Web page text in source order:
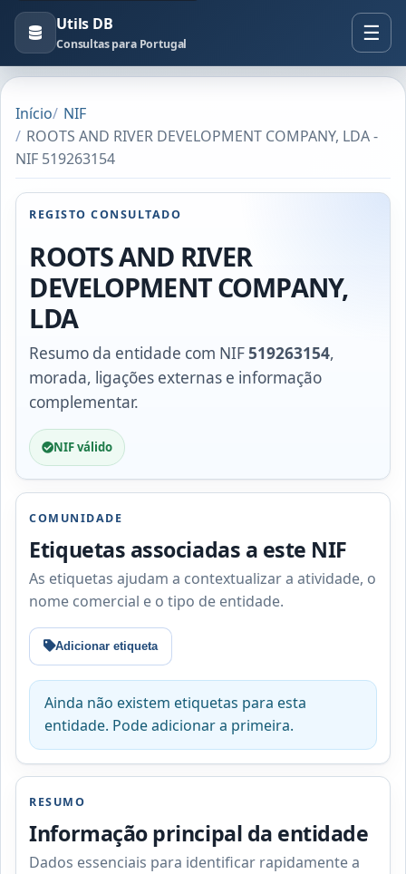
Utils DB
Consultas para Portugal
Início
NIF
ROOTS AND RIVER DEVELOPMENT COMPANY, LDA -
NIF 519263154
REGISTO CONSULTADO
ROOTS AND RIVER
DEVELOPMENT COMPANY,
LDA
Resumo da entidade com NIF519263154,
morada, ligações externas e informação
complementar.
NIF válido
COMUNIDADE
Etiquetas associadas a este NIF
As etiquetas ajudam a contextualizar a atividade, o
nome comercial e o tipo de entidade.
Adicionar etiqueta
Ainda não existem etiquetas para esta
entidade. Pode adicionar a primeira.
RESUMO
Informação principal da entidade
Dados essenciais para identificar rapidamente a